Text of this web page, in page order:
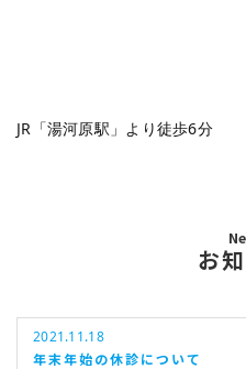
JR「湯河原駅」より徒歩6分
お
2021.11.18
年末年始の休診について